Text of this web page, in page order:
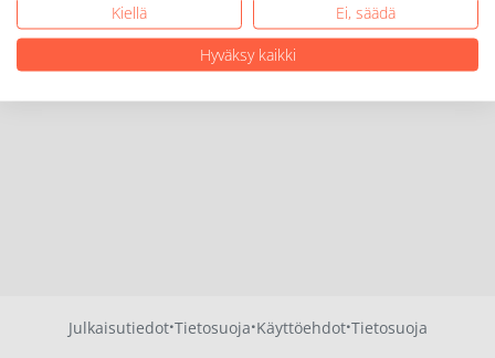
Julkaisutiedot·Tietosuoja·Käyttöehdot·Tietosuoja
Kiellä
Ei, säädä
Hyväksy kaikki